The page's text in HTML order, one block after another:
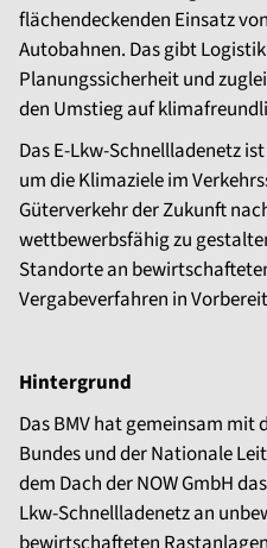
flächendeckenden Einsatz
Autobahnen. Das gibt
Planungssicherheit und
den Umstieg auf
Das E-Lkw-Schnellladenetz
um die Klimaziele im
Güterverkehr der Zukunft
wettbewerbsfähig zu
Standorte an
Vergabeverfahren in
Hintergrund
Das BMV hat gemeinsam mit
Bundes und der Nationale
dem Dach der NOW GmbH
Lkw-Schnellladenetz an